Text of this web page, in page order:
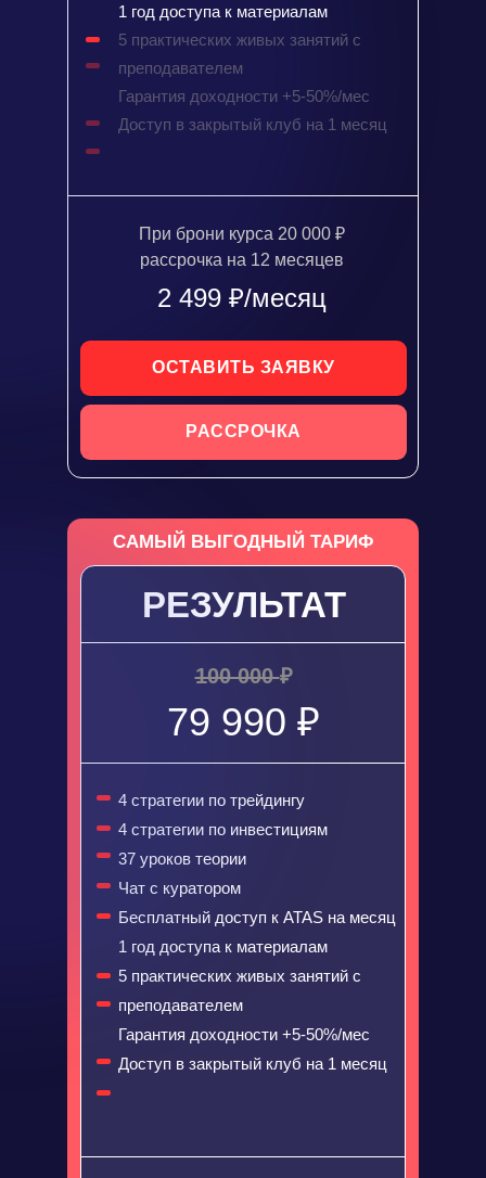
При брони курса 20 000 ₽
рассрочка на 12 месяцев
1 год доступа к материалам
5 практических живых занятий с
преподавателем
Гарантия доходности +5-50%/мес
Доступ в закрытый клуб на 1 месяц
РЕЗУЛЬТАТ
4 стратегии по трейдингу
4 стратегии по инвестициям
37 уроков теории
Чат с куратором
Бесплатный доступ к ATAS на месяц
1 год доступа к материалам
5 практических живых занятий с
преподавателем
Гарантия доходности +5-50%/мес
Доступ в закрытый клуб на 1 месяц
2 499 ₽/месяц
100 000₽
79 990 ₽
ОСТАВИТЬ ЗАЯВКУ
РАССРОЧКА
САМЫЙ ВЫГОДНЫЙ ТАРИФ